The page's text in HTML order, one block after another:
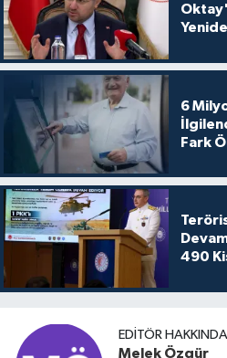
6
Fark
490
EDITÖR HAKKINDA
Melek Özgür